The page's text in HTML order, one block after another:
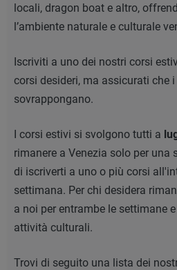
locali, dragon boat e altro,
l’ambiente naturale e culturale
Iscriviti a uno dei nostri corsi
corsi desideri, ma assicurati che
sovrappongano.
I corsi estivi si svolgono tutti a
rimanere a Venezia solo per una
di iscriverti a uno o più corsi
settimana. Per chi desidera
a noi per entrambe le settimane
attività culturali.
Trovi di seguito una lista dei